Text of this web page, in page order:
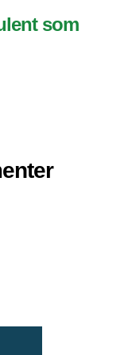
som